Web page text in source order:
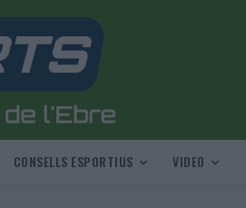
CONSELLS ESPORTIUS VIDEO